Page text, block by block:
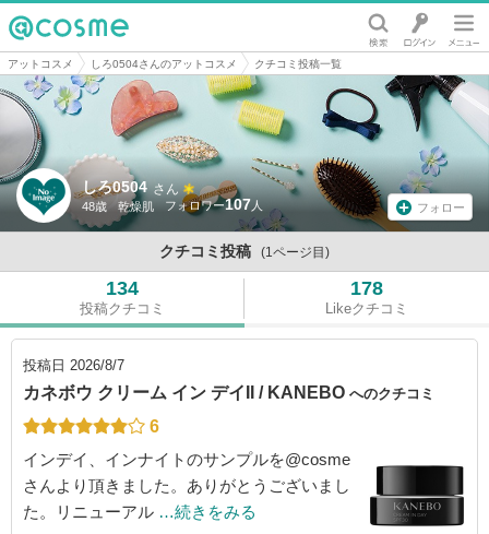
@cosme
アットコスメ しろ0504さんのアットコスメ クチコミ投稿一覧
しろ0504 さん
48歳 乾燥肌 107 フォロー
クチコミ投稿 (1ページ目)
134
投稿クチコミ
178
Likeクチコミ
投稿日 2026/8/7
カネボウ クリーム イン デイII / KANEBO へのクチコミ
6
インデイ、インナイトのサンプルを@cosme
さんより頂きました。ありがとうございまし
た。リニューアル …続きをみる